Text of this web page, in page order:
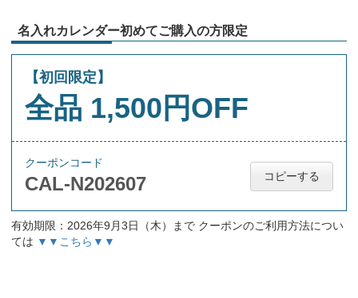
名入れカレンダー初めてご購入の方限定
【初回限定】
全品 1,500円OFF
クーポンコード
CAL-N202607 コピーする
有効期限：2026年9月3日（木）まで クーポンのご利用方法につい
ては ▼▼こちら▼▼